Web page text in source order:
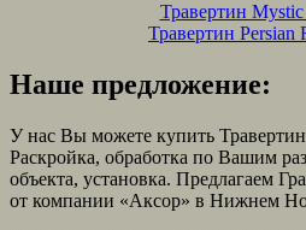
Травертин
Травертин Persian
Наше предложение:
У нас Вы можете купить
Раскройка, обработка по Вашим
объекта, установка. Предлагаем
от компании «Аксор» в Нижнем